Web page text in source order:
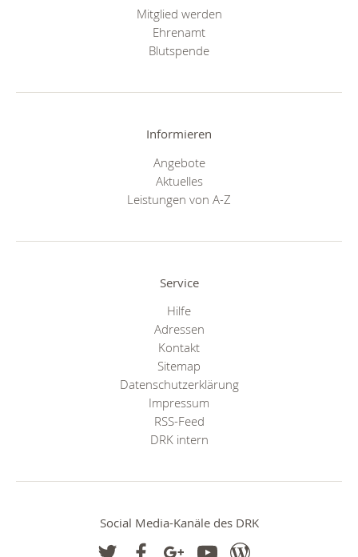
Mitglied werden
Ehrenamt
Blutspende
Informieren
Angebote
Aktuelles
Leistungen von A-Z
Service
Hilfe
Adressen
Kontakt
Sitemap
Datenschutzerklärung
Impressum
RSS-Feed
DRK intern
Social Media-Kanäle des DRK